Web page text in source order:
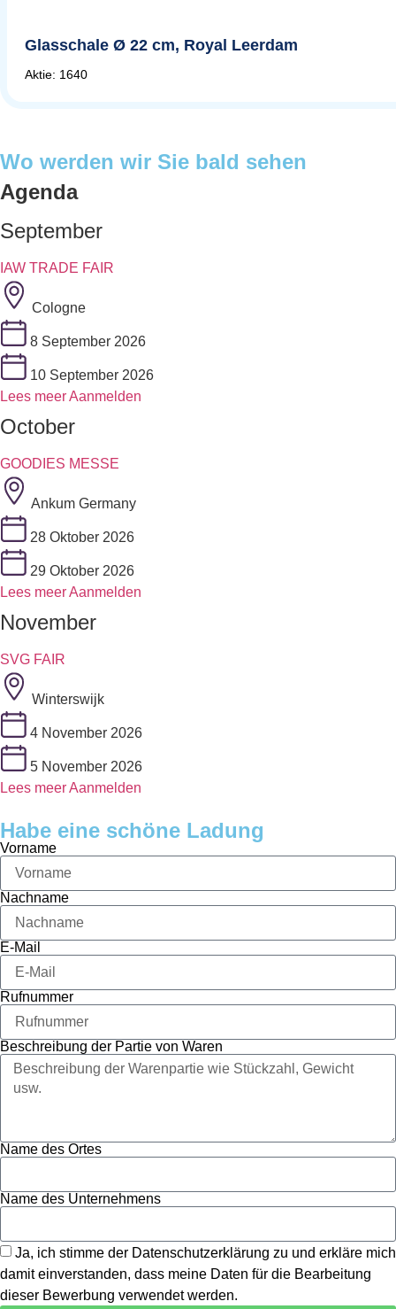
Glasschale Ø 22 cm, Royal Leerdam
Aktie: 1640
Wo werden wir Sie bald sehen
Agenda
September
IAW TRADE FAIR
Cologne
8 September 2026
10 September 2026
Lees meerAanmelden
October
GOODIES MESSE
Ankum Germany
28 Oktober 2026
29 Oktober 2026
Lees meerAanmelden
November
SVG FAIR
Winterswijk
4 November 2026
5 November 2026
Lees meerAanmelden
Habe eine schöne Ladung
Vorname
Nachname
E-Mail
Rufnummer
Beschreibung der Partie von Waren
Name des Ortes
Name des Unternehmens
Ja, ich stimme der Datenschutzerklärung zu und erkläre mich
damit einverstanden, dass meine Daten für die Bearbeitung
dieser Bewerbung verwendet werden.